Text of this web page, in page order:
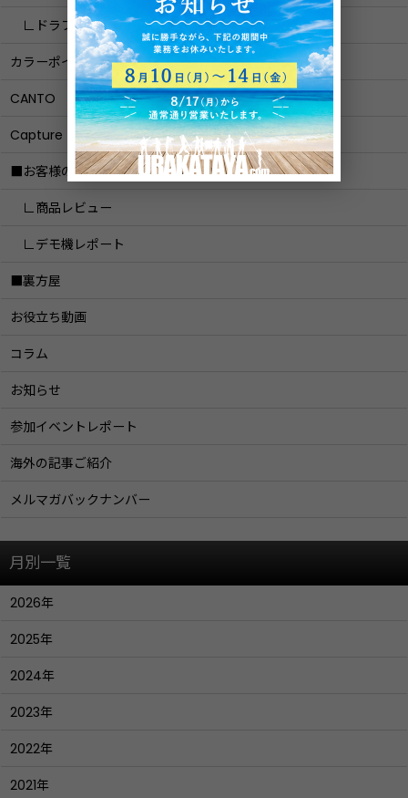
∟ドラフティマン
カラーポイント
CANTO
Capture
■お客様の声
∟商品レビュー
∟デモ機レポート
■裏方屋
お役立ち動画
コラム
お知らせ
参加イベントレポート
海外の記事ご紹介
メルマガバックナンバー
月別一覧
2026年
2025年
2024年
2023年
2022年
2021年